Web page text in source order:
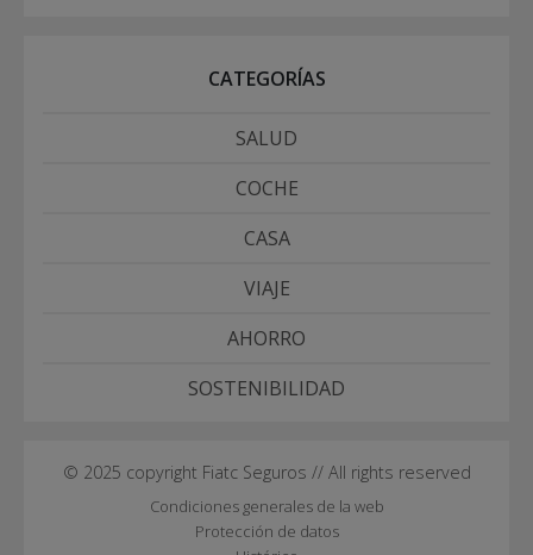
CATEGORÍAS
SALUD
COCHE
CASA
VIAJE
AHORRO
SOSTENIBILIDAD
© 2025 copyright Fiatc Seguros // All rights reserved
Condiciones generales de la web
Protección de datos